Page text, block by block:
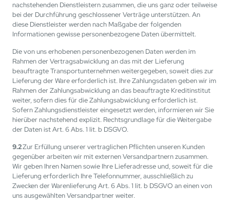
nachstehenden Dienstleistern zusammen, die uns ganz oder teilweise
bei der Durchführung geschlossener Verträge unterstützen. An
diese Dienstleister werden nach Maßgabe der folgenden
Informationen gewisse personenbezogene Daten übermittelt.
Die von uns erhobenen personenbezogenen Daten werden im
Rahmen der Vertragsabwicklung an das mit der Lieferung
beauftragte Transportunternehmen weitergegeben, soweit dies zur
Lieferung der Ware erforderlich ist. Ihre Zahlungsdaten geben wir im
Rahmen der Zahlungsabwicklung an das beauftragte Kreditinstitut
weiter, sofern dies für die Zahlungsabwicklung erforderlich ist.
Sofern Zahlungsdienstleister eingesetzt werden, informieren wir Sie
hierüber nachstehend explizit. Rechtsgrundlage für die Weitergabe
der Daten ist Art. 6 Abs. 1 lit. b DSGVO.
9.2Zur Erfüllung unserer vertraglichen Pflichten unseren Kunden
gegenüber arbeiten wir mit externen Versandpartnern zusammen.
Wir geben Ihren Namen sowie Ihre Lieferadresse und, soweit für die
Lieferung erforderlich Ihre Telefonnummer, ausschließlich zu
Zwecken der Warenlieferung Art. 6 Abs. 1 lit. b DSGVO an einen von
uns ausgewählten Versandpartner weiter.